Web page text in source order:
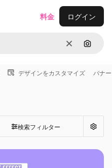
消去 画像で
料金 ログイン
デザインをカスタマイズ バナー
検索フィルター